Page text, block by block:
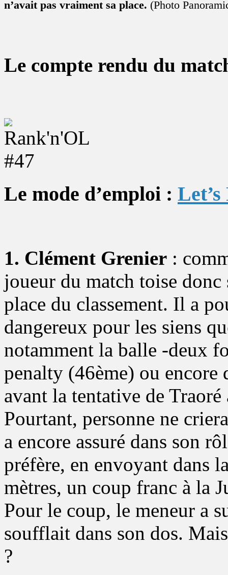
n’avait pas vraiment sa place. (Photo
Le compte rendu du
Le mode d’emploi :
1. Clément Grenier :
joueur du match toise donc
place du classement. Il a
dangereux pour les siens
notamment la balle -deux
penalty (46ème) ou encore
avant la tentative de Traoré
Pourtant, personne ne
a encore assuré dans son
préfère, en envoyant dans
mètres, un coup franc à la
Pour le coup, le meneur a
soufflait dans son dos.
?